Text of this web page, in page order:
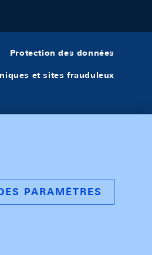
Protection des données
et sites frauduleux
PARAMÈTRES